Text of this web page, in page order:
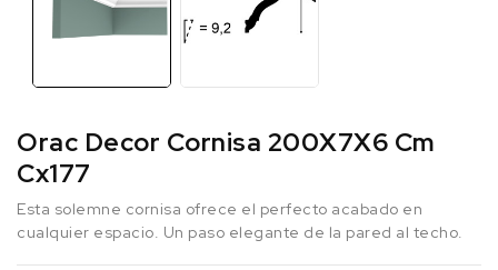
Orac Decor Cornisa 200X7X6 Cm
Cx177
Esta solemne cornisa ofrece el perfecto acabado en
cualquier espacio. Un paso elegante de la pared al techo.